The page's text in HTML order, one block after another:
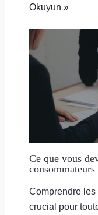
Okuyun »
Ce que vous
Comprendre
crucial pour